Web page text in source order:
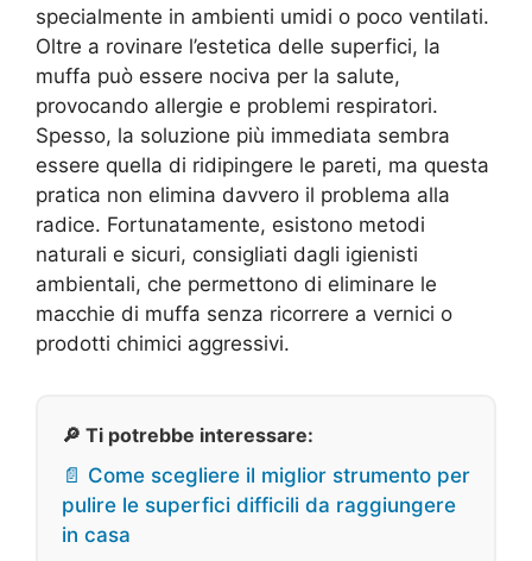
specialmente in ambienti umidi o poco ventilati.
Oltre a rovinare l’estetica delle superfici, la
muffa può essere nociva per la salute,
provocando allergie e problemi respiratori.
Spesso, la soluzione più immediata sembra
essere quella di ridipingere le pareti, ma questa
pratica non elimina davvero il problema alla
radice. Fortunatamente, esistono metodi
naturali e sicuri, consigliati dagli igienisti
ambientali, che permettono di eliminare le
macchie di muffa senza ricorrere a vernici o
prodotti chimici aggressivi.
🔎 Ti potrebbe interessare:
📄 Come scegliere il miglior strumento per
pulire le superfici difficili da raggiungere
in casa